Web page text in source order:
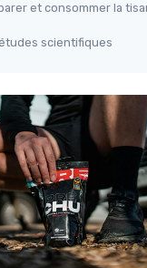
et consommer la
scientifiques